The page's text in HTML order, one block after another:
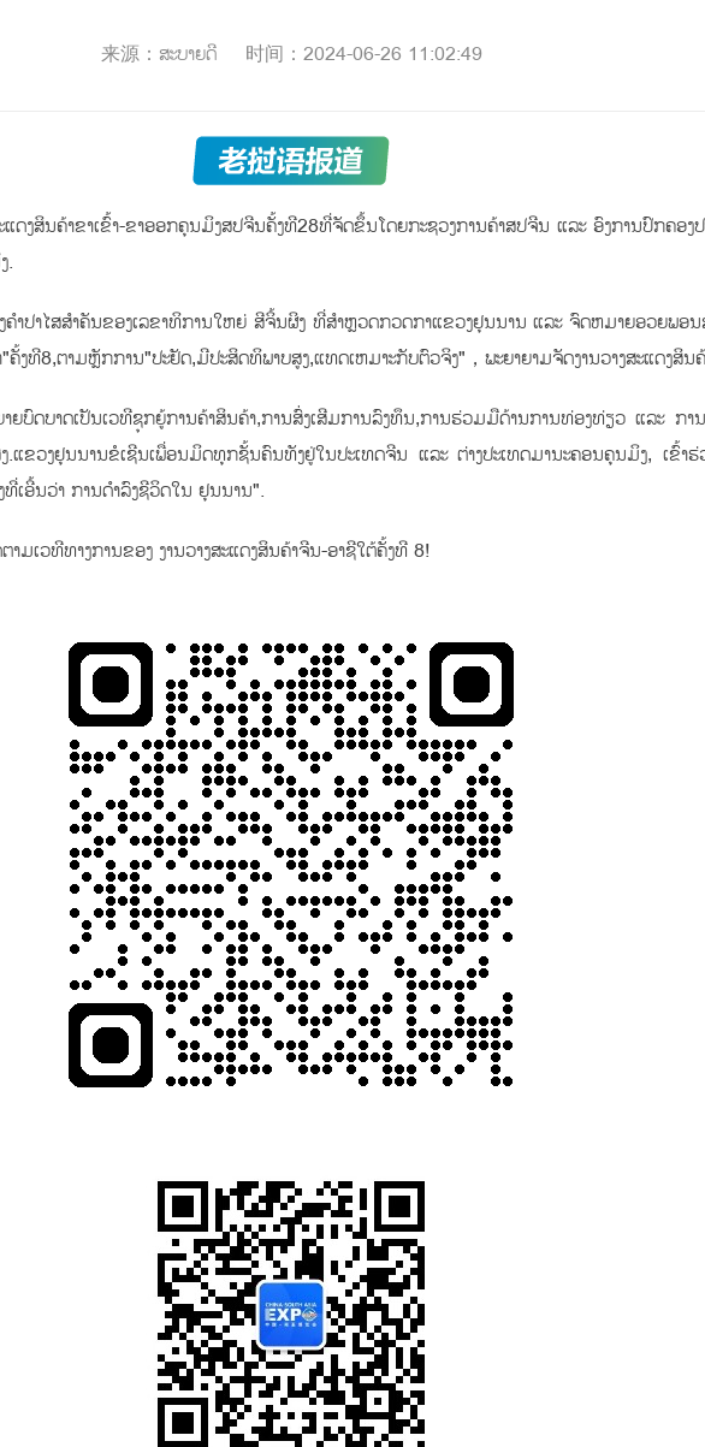
来源：ສະບາຍດີ 时间：2024-06-26 11:02:49
ແດງສິນຄ້າຂາເຂົ້າ-ຂາອອກຄຸນມິງສປຈີນຄັ້ງທີ28ທີ່ຈັດຂຶ້ນໂດຍກະຊວງການຄ້າສປຈີນ ແລະ ອົງການປົກຄອ
.
າປາໄສສໍາຄັນຂອງເລຂາທິການໃຫຍ່ ສີຈິ້ນຜິງ ທີ່ສໍາຫຼວດກວດກາແຂວງຢຸນນານ ແລະ ຈົດຫມາຍອວຍພອນ
ທີ8,ຕາມຫຼັກການ"ປະຢັດ,ມີປະສິດທິພາບສູງ,ແທດເຫມາະກັບຕົວຈິງ"，ພະຍາຍາມຈັດງານວາງສະແດງສິ
າຍບົດບາດເປັນເວທີຊຸກຍູ້ການຄ້າສິນຄ້າ,ການສົ່ງເສີມການລົງທຶນ,ການຮ່ວມມືດ້ານການທ່ອງທ່ຽວ ແລະ ກ
.ແຂວງຢຸນນານຂໍເຊີນເພື່ອນມິດທຸກຊັ້ນຄົນທັງຢູ່ໃນປະເທດຈີນ ແລະ ຕ່າງປະເທດມານະຄອນຄຸນມິງ, ເຂົ້າ
ເອີ້ນວ່າ ການດຳລົງຊີວິດໃນ ຢຸນນານ".
ມເວທີທາງການຂອງ ງານວາງສະແດງສິນຄ້າຈີນ-ອາຊີໃຕ້ຄັ້ງທີ 8!